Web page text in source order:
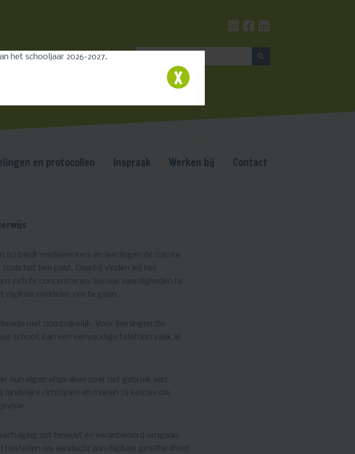
het schooljaar 2026-2027.
Ouders Medewerkers
en protocollen Inspraak Werken bij Contact
is) biedt medewerkers en leerlingen de ruimte
het hen past. Daarbij vinden wij het
zich te concentreren, sociale vaardigheden te
digitale middelen om te gaan.
niet noodzakelijk. Voor leerlingen die
school, kan een eenvoudige telefoon vaak al
hun eigen afspraken over het gebruik van
richtlijnen en maken zij keuzes die
dat bewust en verantwoord omgaan
we aandacht aan digitale geletterdheid